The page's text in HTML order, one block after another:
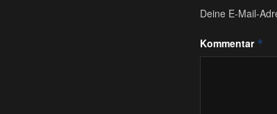
Deine E-Mail-
Kommentar *